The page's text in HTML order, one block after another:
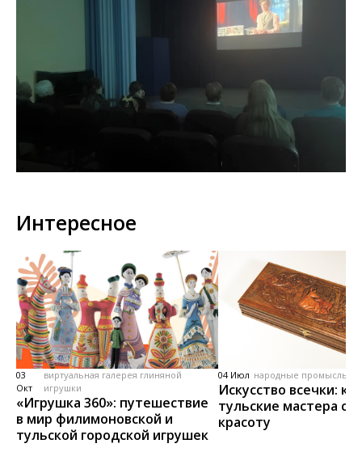
Интересное
03
Окт
виртуальная галерея глиняной
игрушки
«Игрушка 360»: путешествие
в мир филимоновской и
тульской городской игрушек
04 Июл народные промыслы,
Искусство всечки: как
тульские мастера
красоту